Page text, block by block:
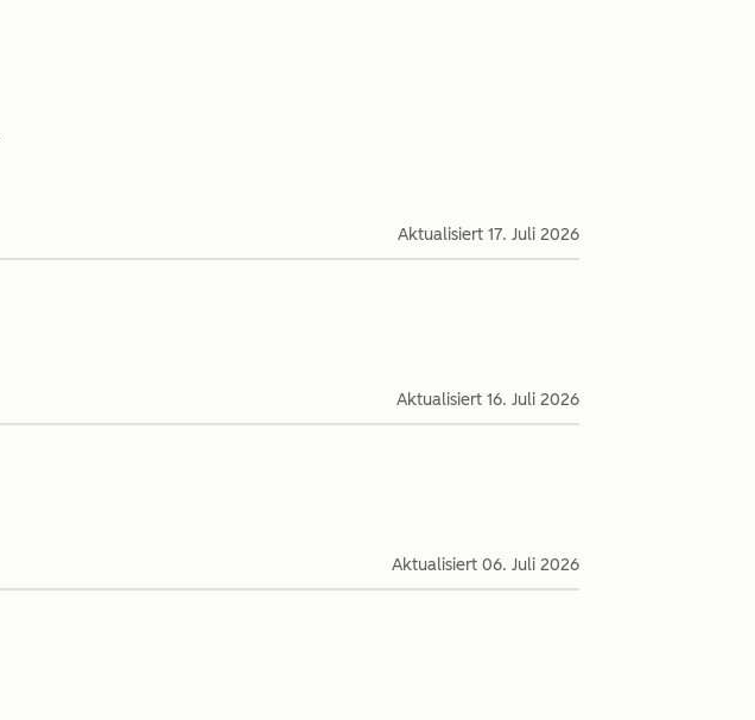
Aktualisiert 17. Juli 2026
Aktualisiert 16. Juli 2026
Aktualisiert 06. Juli 2026